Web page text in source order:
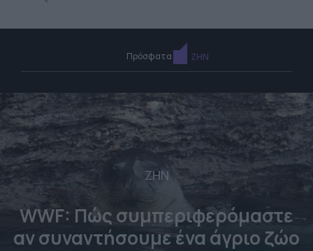
Πρόσφατα ΖΗΝ
ΖΗΝ
WWF: Πώς συμπεριφερόμαστε
αν συναντήσουμε ένα άγριο ζώο